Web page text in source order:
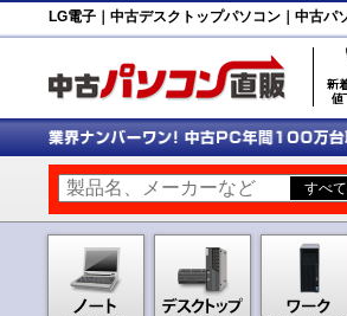
LG電子｜中古デスクトップパソコン｜中古パ